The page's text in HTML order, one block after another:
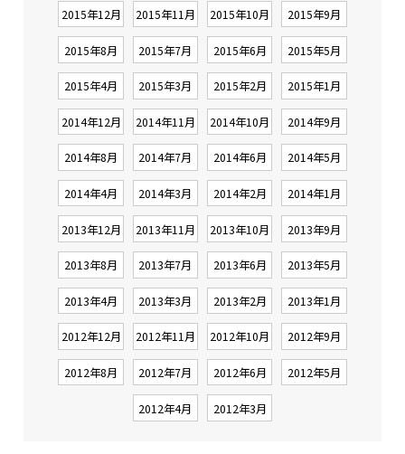
2015年12月 2015年11月 2015年10月 2015年9月
2015年8月 2015年7月 2015年6月 2015年5月
2015年4月 2015年3月 2015年2月 2015年1月
2014年12月 2014年11月 2014年10月 2014年9月
2014年8月 2014年7月 2014年6月 2014年5月
2014年4月 2014年3月 2014年2月 2014年1月
2013年12月 2013年11月 2013年10月 2013年9月
2013年8月 2013年7月 2013年6月 2013年5月
2013年4月 2013年3月 2013年2月 2013年1月
2012年12月 2012年11月 2012年10月 2012年9月
2012年8月 2012年7月 2012年6月 2012年5月
2012年4月 2012年3月